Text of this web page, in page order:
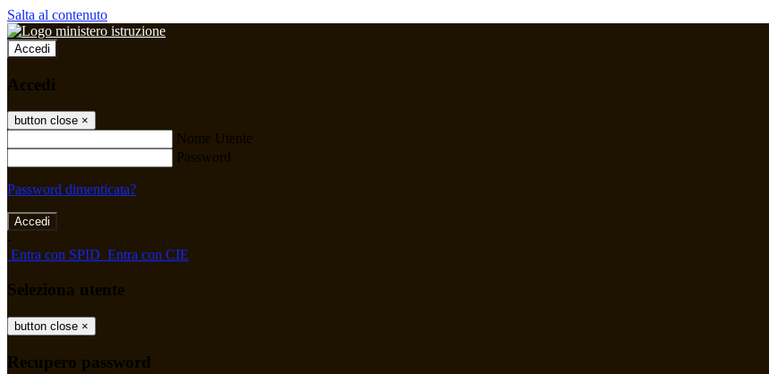
Salta al contenuto
Accedi
Accedi
button close ×
Nome Utente
Password
Password dimenticata?
-
Entra con SPID Entra con CIE
Seleziona utente
button close ×
Recupero password